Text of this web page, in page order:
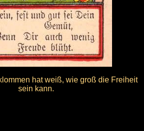
hat weiß, wie groß die Freiheit
sein kann.